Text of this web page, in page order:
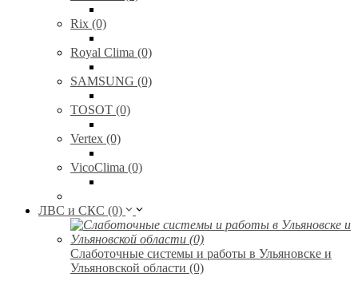
Rix (0)
Royal Clima (0)
SAMSUNG (0)
TOSOT (0)
Vertex (0)
VicoClima (0)
ЛВС и СКС (0)
Слаботочные системы и работы в Ульяновске и
Ульяновской области (0)